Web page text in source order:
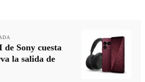
Sony cuesta
la salida de